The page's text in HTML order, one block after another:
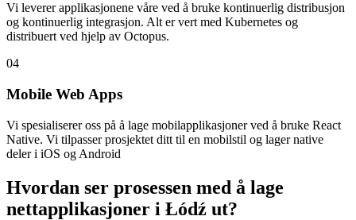
Vi leverer applikasjonene våre ved å bruke kontinuerlig distribusjon
og kontinuerlig integrasjon. Alt er vert med Kubernetes og
distribuert ved hjelp av Octopus.
04
Mobile Web Apps
Vi spesialiserer oss på å lage mobilapplikasjoner ved å bruke React
Native. Vi tilpasser prosjektet ditt til en mobilstil og lager native
deler i iOS og Android
Hvordan ser prosessen med å lage
nettapplikasjoner i Łódź ut?